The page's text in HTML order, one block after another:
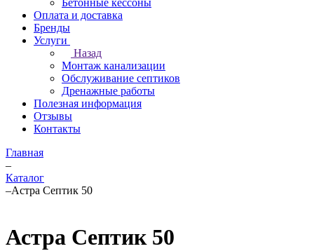
Бетонные кессоны
Оплата и доставка
Бренды
Услуги
Назад
Монтаж канализации
Обслуживание септиков
Дренажные работы
Полезная информация
Отзывы
Контакты
Главная
–
Каталог
–Астра Септик 50
Астра Септик 50